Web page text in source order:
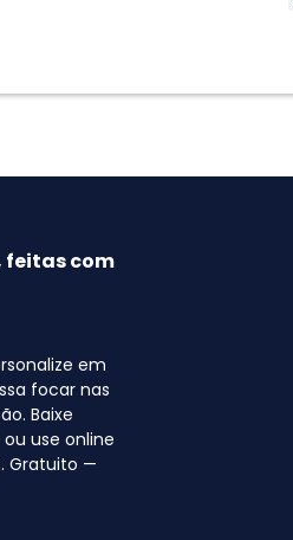
feitas com
em
focar nas
Baixe
use online
Gratuito —